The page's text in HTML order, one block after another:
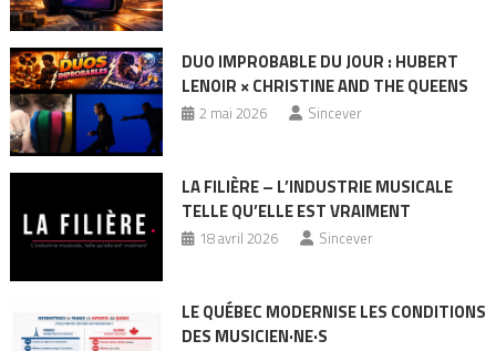
DUO IMPROBABLE DU JOUR : HUBERT
LENOIR × CHRISTINE AND THE QUEENS
2 mai 2026 Sincever
LA FILIÈRE – L’INDUSTRIE MUSICALE
TELLE QU’ELLE EST VRAIMENT
18 avril 2026 Sincever
LE QUÉBEC MODERNISE LES CONDITIONS
DES MUSICIEN·NE·S